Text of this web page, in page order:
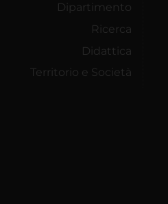
Dipartimento
Ricerca
Didattica
Territorio e Società